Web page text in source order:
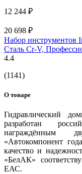
12 244 ₽
20 698 ₽
Набор инструментов
Сталь Cr-V,
4.4
(1141)
О товаре
Гидравлический
разработан
награждённым
«Автокомпонент
качество и
«БелАК»
ЕАС.